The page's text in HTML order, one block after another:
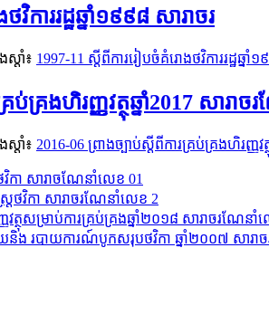
ការរដ្ឋឆ្នាំ១៩៩៨ សារាចរ
តាំ៖ 1997-11 ស្ដីពីការរៀបចំគំរោងថវិការរដ្ឋឆ្នាំ១
រប់គ្រងហិរញ្ញវត្ថុឆ្នាំ2017 សារា
តាំ៖ 2016-06 ព្រាងច្បាប់ស្តីពីការគ្រប់គ្រងហិរញ្ញ
វិកា សារាចណែនាំលេខ 01
តថវិកា សារាចរណែនាំលេខ 2
វត្ថុសម្រាប់ការគ្រប់គ្រងឆ្នាំ២០១៨ សារាចរណែនាំ
របាយការណ៍បូកសរុបថវិកា ឆ្នាំ២០០៧ សារា